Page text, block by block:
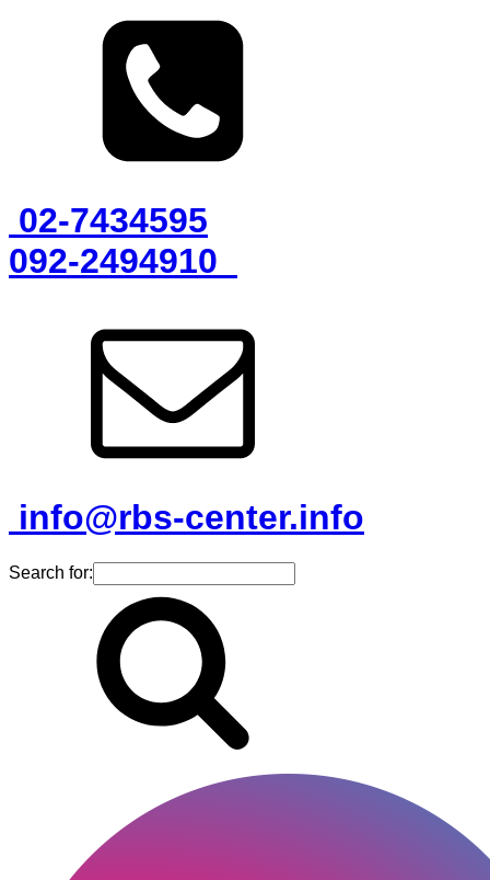
02-7434595
092-2494910
info@rbs-center.info
Search for: